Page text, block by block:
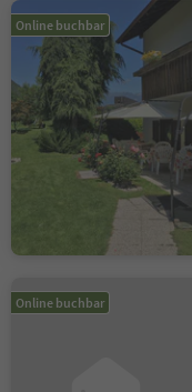
Online buchbar
Online buchbar